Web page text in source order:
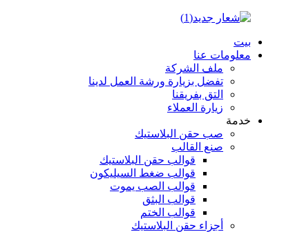
بيت
معلومات عنا
ملف الشركة
تفضل بزيارة ورشة العمل لدينا
التق بفريقنا
زيارة العملاء
خدمة
صب حقن البلاستيك
صنع القالب
قوالب حقن البلاستيك
قوالب ضغط السيليكون
قوالب الصب يموت
قوالب البثق
قوالب الختم
أجزاء حقن البلاستيك